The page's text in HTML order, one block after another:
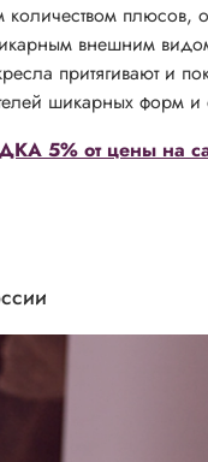
5% от цены на
количеством
внешним
притягивают и
шикарных форм и